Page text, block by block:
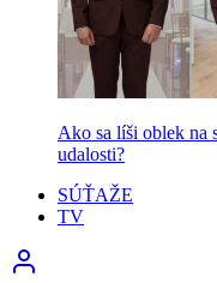
Ako sa líši oblek na
udalosti?
SÚŤAŽE
TV